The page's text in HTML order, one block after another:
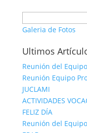
Galeria de Fotos
Ultimos
Reunión del
Reunión Equipo
JUCLAMI
ACTIVIDADES
FELIZ DÍA
Reunión del